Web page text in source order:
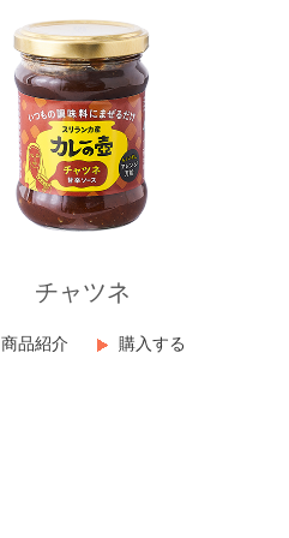
チャツネ
商品紹介 購入する